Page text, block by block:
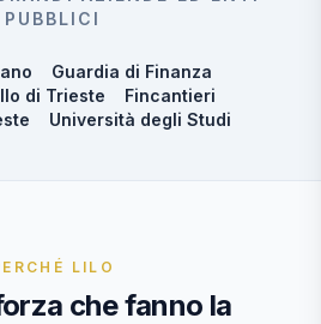
PUBBLICI
Guardia di Finanza
di Trieste
Fincantieri
Università degli Studi
LILO
che fanno la